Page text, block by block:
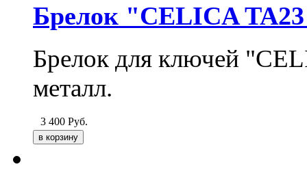
Брелок "CELICA
Брелок для ключей
металл.
3 400 Руб.